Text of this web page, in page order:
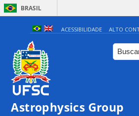
BRASIL
ACESSIBILIDADE ALTO
Astrophysics Group